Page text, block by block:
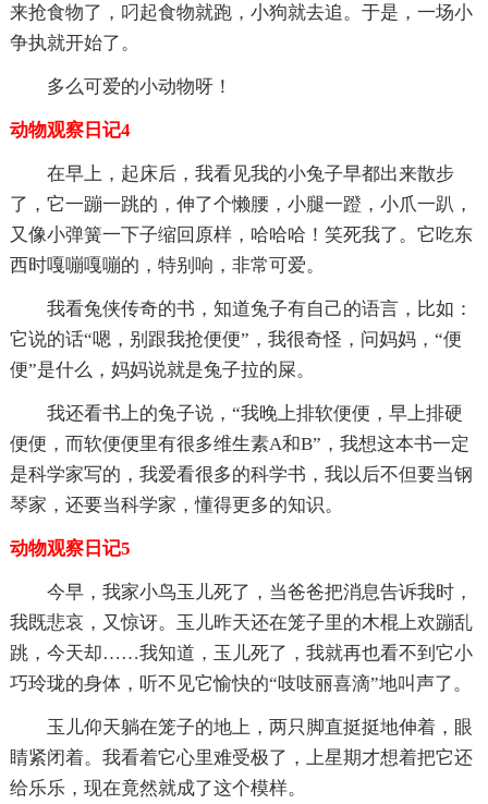
来抢食物了，叼起食物就跑，小狗就去追。于是，一场小
争执就开始了。
多么可爱的小动物呀！
动物观察日记4
在早上，起床后，我看见我的小兔子早都出来散步
了，它一蹦一跳的，伸了个懒腰，小腿一蹬，小爪一趴，
又像小弹簧一下子缩回原样，哈哈哈！笑死我了。它吃东
西时嘎嘣嘎嘣的，特别响，非常可爱。
我看兔侠传奇的书，知道兔子有自己的语言，比如：
它说的话“嗯，别跟我抢便便”，我很奇怪，问妈妈，“便
便”是什么，妈妈说就是兔子拉的屎。
我还看书上的兔子说，“我晚上排软便便，早上排硬
便便，而软便便里有很多维生素A和B”，我想这本书一定
是科学家写的，我爱看很多的科学书，我以后不但要当钢
琴家，还要当科学家，懂得更多的知识。
动物观察日记5
今早，我家小鸟玉儿死了，当爸爸把消息告诉我时，
我既悲哀，又惊讶。玉儿昨天还在笼子里的木棍上欢蹦乱
跳，今天却……我知道，玉儿死了，我就再也看不到它小
巧玲珑的身体，听不见它愉快的“吱吱丽喜滴”地叫声了。
玉儿仰天躺在笼子的地上，两只脚直挺挺地伸着，眼
睛紧闭着。我看着它心里难受极了，上星期才想着把它还
给乐乐，现在竟然就成了这个模样。